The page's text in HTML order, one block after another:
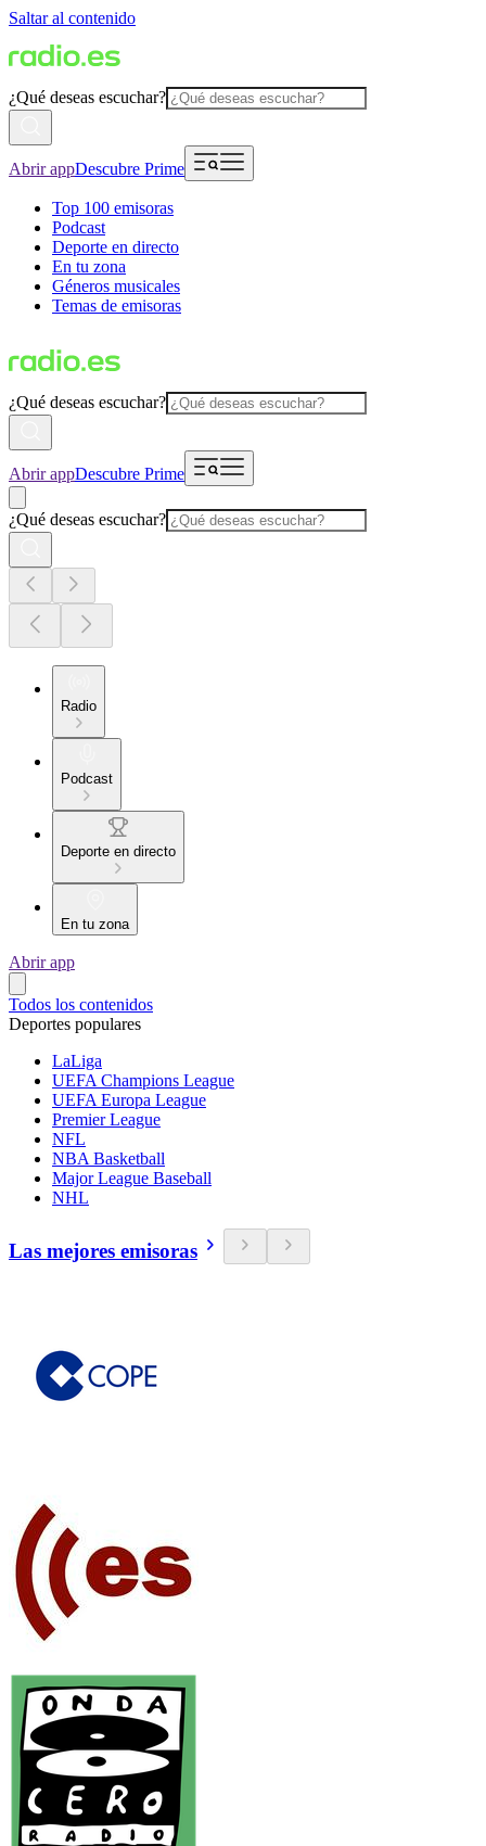
Saltar al contenido
¿Qué deseas escuchar?
Abrir appDescubre Prime
Top 100 emisoras
Podcast
Deporte en directo
En tu zona
Géneros musicales
Temas de emisoras
¿Qué deseas escuchar?
Abrir appDescubre Prime
¿Qué deseas escuchar?
Radio
Podcast
Deporte en directo
En tu zona
Abrir app
Todos los contenidos
Deportes populares
LaLiga
UEFA Champions League
UEFA Europa League
Premier League
NFL
NBA Basketball
Major League Baseball
NHL
Las mejores emisoras